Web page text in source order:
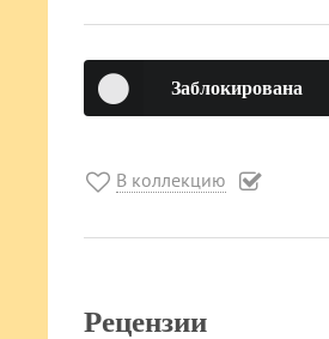
Заблокирована
В коллекцию
Рецензии